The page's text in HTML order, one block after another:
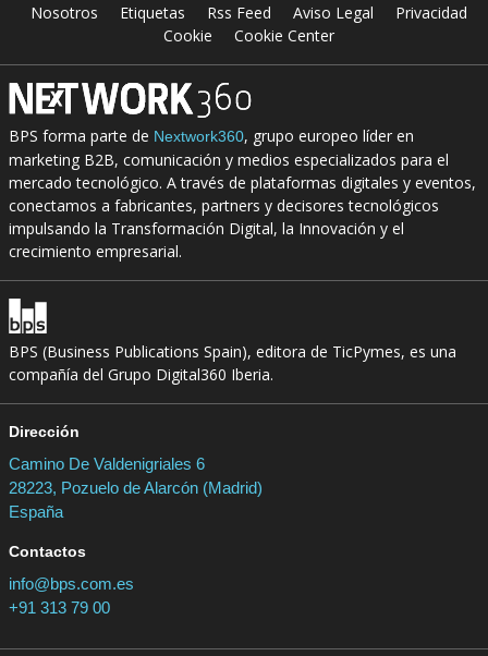
Nosotros Etiquetas Rss Feed Aviso Legal
Privacidad
Cookie
Cookie Center
BPS forma parte de Nextwork360, grupo europeo líder en
marketing B2B, comunicación y medios especializados para el
mercado tecnológico. A través de plataformas digitales y eventos,
conectamos a fabricantes, partners y decisores tecnológicos
impulsando la Transformación Digital, la Innovación y el
crecimiento empresarial.
BPS (Business Publications Spain), editora de TicPymes, es una
compañía del Grupo Digital360 Iberia.
Dirección
Camino De Valdenigriales 6
28223, Pozuelo de Alarcón (Madrid)
España
Contactos
info@bps.com.es
+91 313 79 00